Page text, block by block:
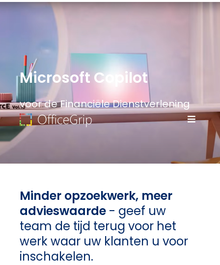
Microsoft Copilot
voor de Financiële Dienstverlening
Minder opzoekwerk, meer
advieswaarde - geef uw
team de tijd terug voor het
werk waar uw klanten u voor
inschakelen.